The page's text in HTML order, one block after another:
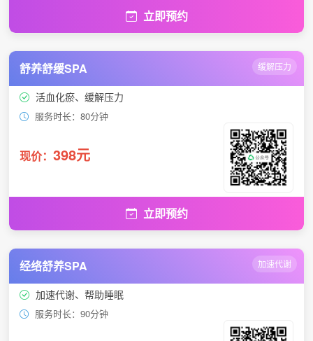
立即预约
舒养舒缓SPA 缓解压力
活血化瘀、缓解压力
服务时长：80分钟
现价： 398元
立即预约
经络舒养SPA 加速代谢
加速代谢、帮助睡眠
服务时长：90分钟